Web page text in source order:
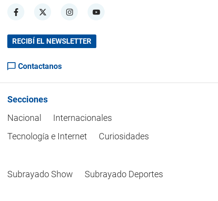
RECIBÍ EL NEWSLETTER
Contactanos
Secciones
Nacional
Internacionales
Tecnología e Internet
Curiosidades
Subrayado Show Subrayado Deportes